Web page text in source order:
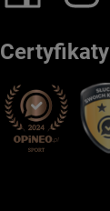
Certyfikaty